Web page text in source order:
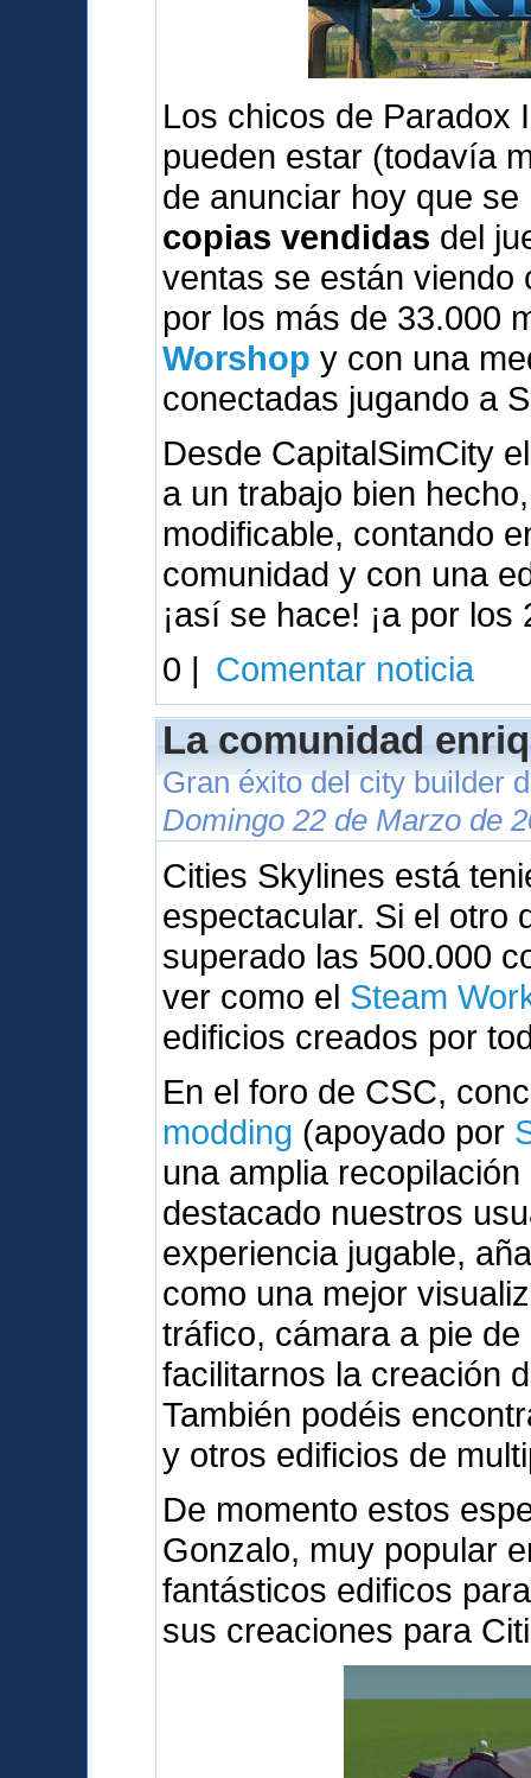
Los chicos de Paradox
pueden estar (todavía
de anunciar hoy que
copias vendidas del
ventas se están viendo
por los más de 33.000
Worshop y con una
conectadas jugando a
Desde CapitalSimCity
a un trabajo bien
modificable, contando
comunidad y con una
¡así se hace! ¡a por los
0 | Comentar noticia
La comunidad
Gran éxito del city builder
Domingo 22 de Marzo de
Cities Skylines está
espectacular. Si el otro
superado las 500.000
ver como el Steam
edificios creados por
En el foro de CSC,
modding (apoyado por
una amplia
destacado nuestros
experiencia jugable,
como una mejor
tráfico, cámara a pie
facilitarnos la creación
También podéis
y otros edificios de
De momento estos
Gonzalo, muy popular
fantásticos edificos
sus creaciones para